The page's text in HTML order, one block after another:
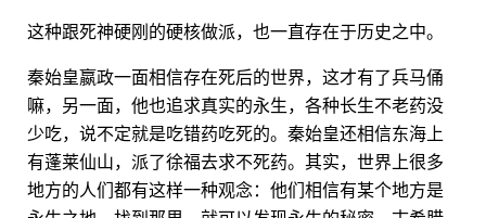
这种跟死神硬刚的硬核做派，也一直存在于历史之中。
秦始皇嬴政一面相信存在死后的世界，这才有了兵马俑
嘛，另一面，他也追求真实的永生，各种长生不老药没
少吃，说不定就是吃错药吃死的。秦始皇还相信东海上
有蓬莱仙山，派了徐福去求不死药。其实，世界上很多
地方的人们都有这样一种观念：他们相信有某个地方是